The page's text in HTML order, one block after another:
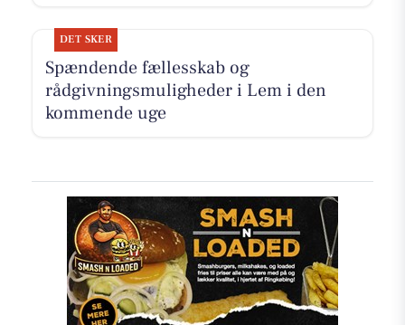
DET SKER
Spændende fællesskab og
rådgivningsmuligheder i Lem i den
kommende uge